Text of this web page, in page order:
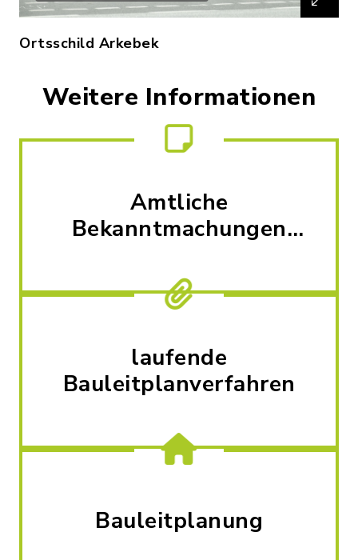
Ortsschild Arkebek
Weitere Informationen
Amtliche
Bekanntmachungen
laufende
Bauleitplanverfahren
Bauleitplanung